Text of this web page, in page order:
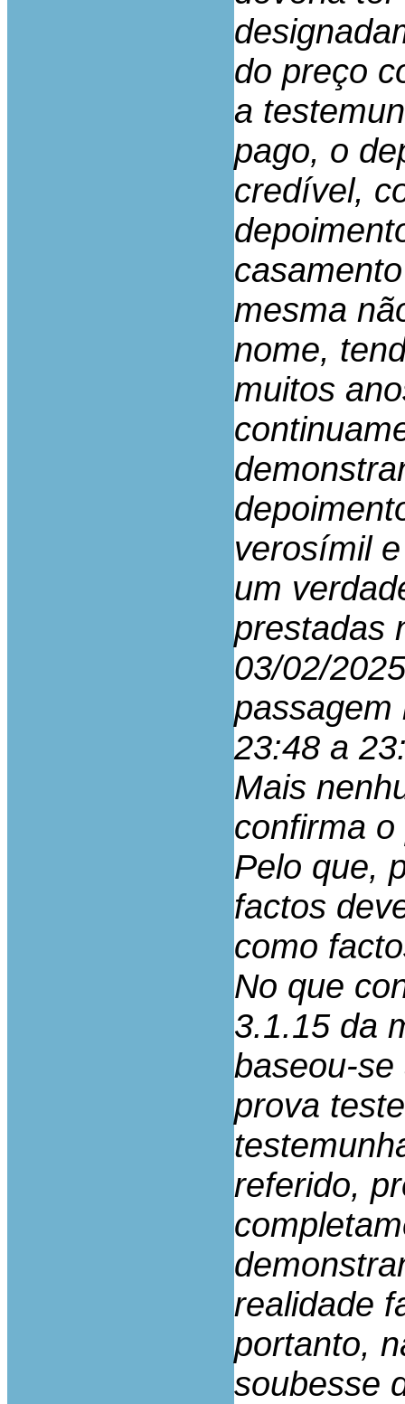
do preço
a
pago, o
credível,
mesma
nome,
muitos
verosímil
um
prestadas
03/02/
passagem
23:48 a
Mais
confirma
Pelo que,
factos
como
No que
3.1.15 da
baseou-
prova
referido,
realidade
portanto,
soubesse